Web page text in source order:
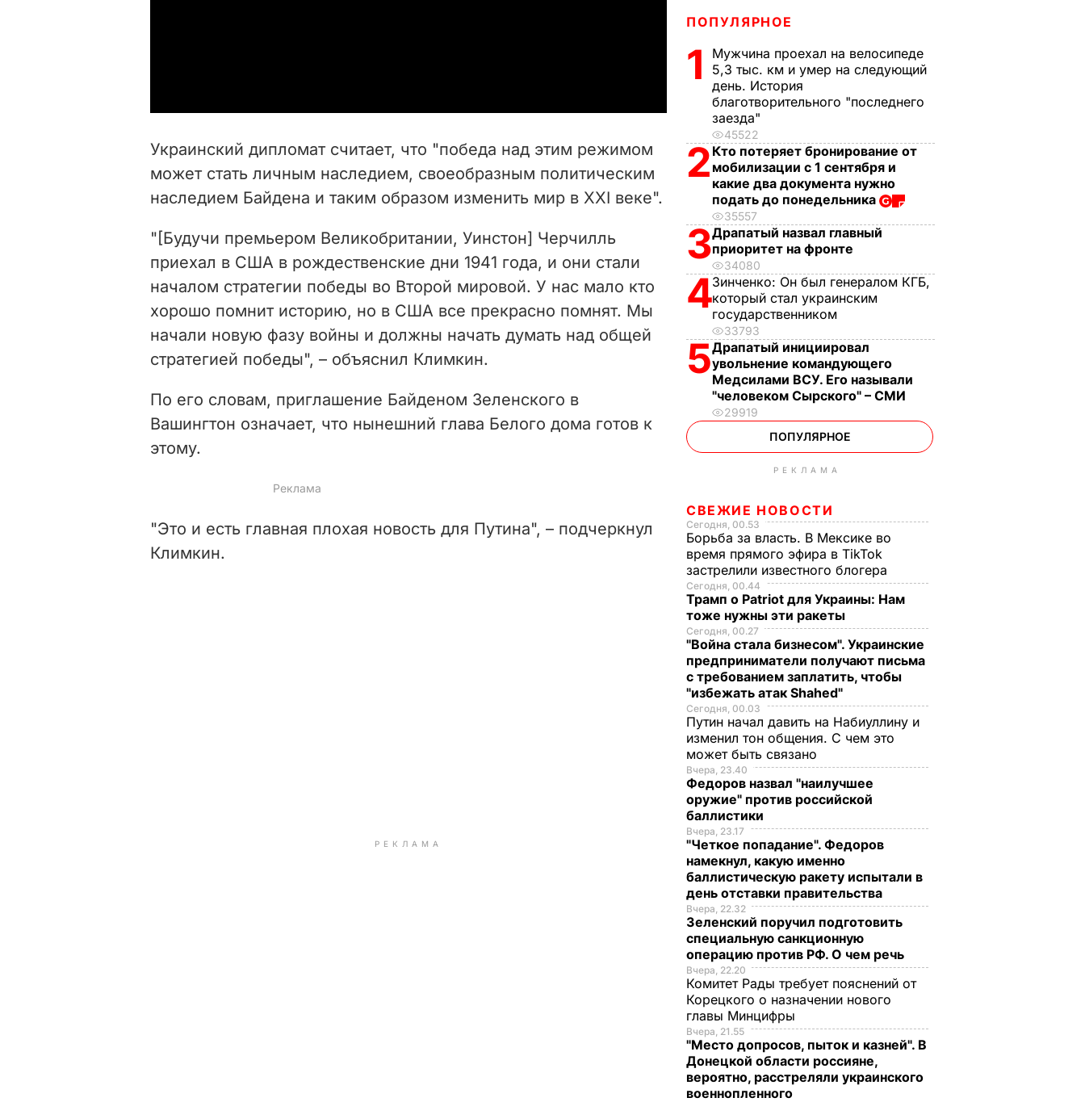
d
e
o
Украинский дипломат считает, что "победа над этим режимом
может стать личным наследием, своеобразным политическим
наследием Байдена и таким образом изменить мир в ХХІ веке".
"[Будучи премьером Великобритании, Уинстон] Черчилль
приехал в США в рождественские дни 1941 года, и они стали
началом стратегии победы во Второй мировой. У нас мало кто
хорошо помнит историю, но в США все прекрасно помнят. Мы
начали новую фазу войны и должны начать думать над общей
стратегией победы", – объяснил Климкин.
По его словам, приглашение Байденом Зеленского в
Вашингтон означает, что нынешний глава Белого дома готов к
этому.
"Это и есть главная плохая новость для Путина", – подчеркнул
Климкин.
РЕКЛАМА
ПОПУЛЯРНОЕ
1
Мужчина проехал на велосипеде
5,3 тыс. км и умер на следующий
день. История
благотворительного "последнего
заезда"
45522
2 Кто потеряет бронирование от
мобилизации с 1 сентября и
какие два документа нужно
подать до понедельника
35557
3Драпатый назвал главный
приоритет на фронте
34080
4Зинченко: Он был генералом КГБ,
который стал украинским
государственником
33793
5Драпатый инициировал
увольнение командующего
Медсилами ВСУ. Его называли
"человеком Сырского" – СМИ
29919
ПОПУЛЯРНОЕ
РЕКЛАМА
СВЕЖИЕ НОВОСТИ
Сегодня, 00.53
Борьба за власть. В Мексике во
время прямого эфира в TikTok
застрелили известного блогера
Сегодня, 00.44
Трамп о Patriot для Украины: Нам
тоже нужны эти ракеты
Сегодня, 00.27
"Война стала бизнесом". Украинские
предприниматели получают письма
с требованием заплатить, чтобы
"избежать атак Shahed"
Сегодня, 00.03
Путин начал давить на Набиуллину и
изменил тон общения. С чем это
может быть связано
Вчера, 23.40
Федоров назвал "наилучшее
оружие" против российской
баллистики
Вчера, 23.17
"Четкое попадание". Федоров
намекнул, какую именно
баллистическую ракету испытали в
день отставки правительства
Вчера, 22.32
Зеленский поручил подготовить
специальную санкционную
операцию против РФ. О чем речь
Вчера, 22.20
Комитет Рады требует пояснений от
Корецкого о назначении нового
главы Минцифры
Вчера, 21.55
"Место допросов, пыток и казней". В
Донецкой области россияне,
вероятно, расстреляли украинского
военнопленного